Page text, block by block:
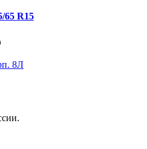
65 R15
8Л